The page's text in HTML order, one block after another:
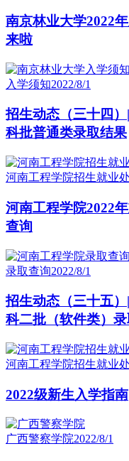
南京林业大学2022
来啦
入学须知2022/8/1
招生动态（三十四
科批普通类录取结果
河南工程学院招生就业处
河南工程学院2022
查询
录取查询2022/8/1
招生动态（三十五
科二批（软件类）
河南工程学院招生就业处
2022级新生入学指南
广西警察学院2022/8/1